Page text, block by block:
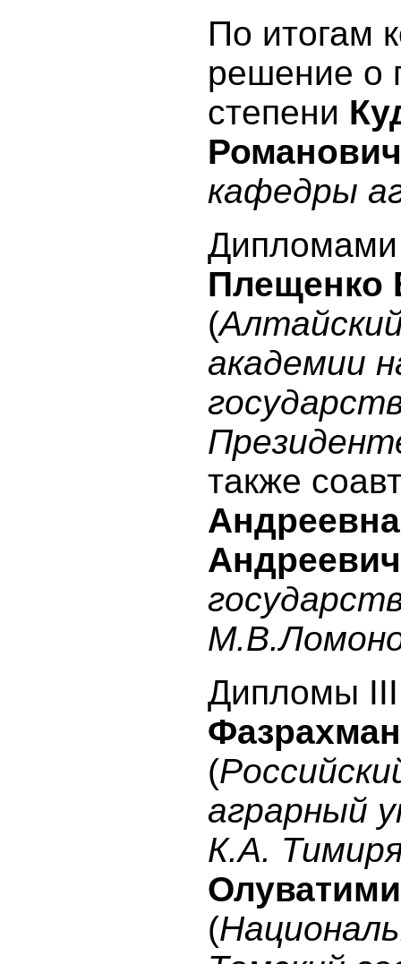
По итогам
решение о
степени
кафедры
Дипломами
Плещенко
(
академии
также
Андреевна
Андреевич
Дипломы III
(
аграрный
К.А.
(